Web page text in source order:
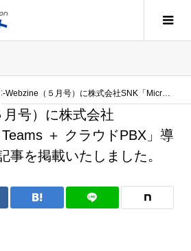
（５月号）に株式会社SNK「Microsoft Teams ＋ クラウドPBX」導入事例のご紹介記事を掲載いたしました。
号）に株式会社
＋ クラウドPBX」導
事を掲載いたしました。